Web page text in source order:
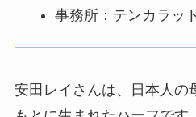
事務所：テンカラット
安田レイさんは、日本人の